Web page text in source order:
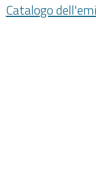
Catalogo